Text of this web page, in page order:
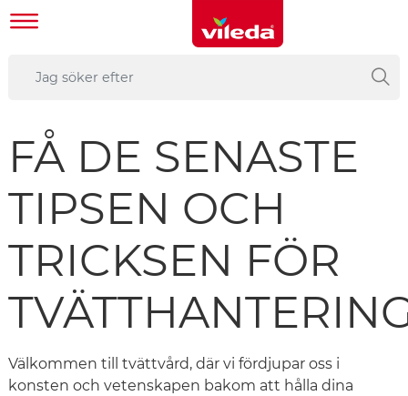
FÅ DE SENASTE
TIPSEN OCH
TRICKSEN FÖR
Välkommen till tvättvård, där vi fördjupar oss i
konsten och vetenskapen bakom att hålla dina